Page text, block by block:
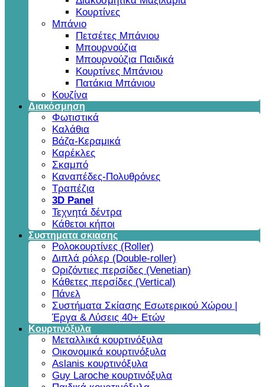
Κουρτίνες
Μπάνιο
Πετσέτες Μπάνιου
Μπουρνούζια
Μπουρνούζια Παιδικά
Κουρτίνες Μπάνιου
Πατάκια Μπάνιου
Κουζίνα
Διακόσμηση
Φωτιστικά
Καλάθια
Βάζα-Κεραμικά
Καρέκλες
Σκαμπό
Καναπέδες-Πολυθρόνες
Τραπέζια
3D Panel
Τεχνητά δέντρα
Κάθετοι κήποι
Συστηματα σκιασης
Ρολοκουρτίνες (Roller)
Διπλά ρόλερ (Double-roller)
Οριζόντιες περσίδες (Venetian)
Κάθετες περσίδες (Vertical)
Πάνελ
Συστήματα Σκίασης Εσωτερικού Χώρου |
Έργα & Λύσεις 40+ Ετών
Κουρτινόξυλα
Μεταλλικά κουρτινόξυλα
Οικονομικά κουρτινόξυλα
Aslanis κουρτινόξυλα
Guy Laroche κουρτινόξυλα